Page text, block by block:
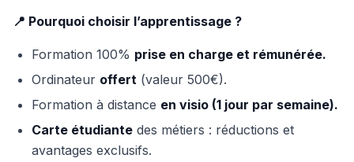
📍 Pourquoi choisir l’apprentissage ?
Formation 100% prise en charge et rémunérée.
Ordinateur offert (valeur 500€).
Formation à distance en visio (1 jour par semaine).
Carte étudiante des métiers : réductions et
avantages exclusifs.